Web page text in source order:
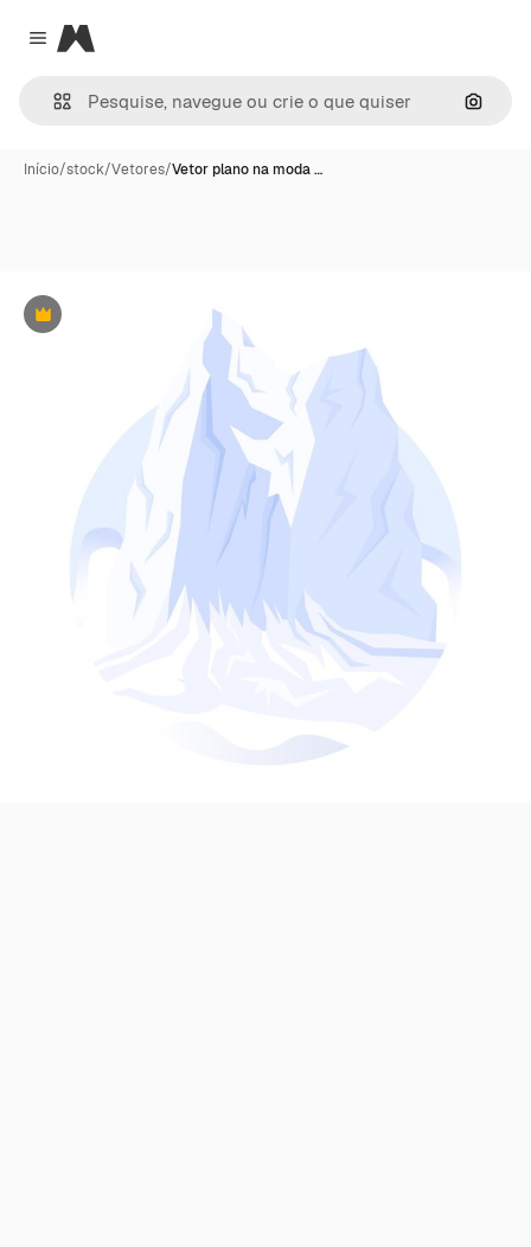
Close menu
Magnific
Início/stock/Vetores/Vetor plano na moda …
Premium